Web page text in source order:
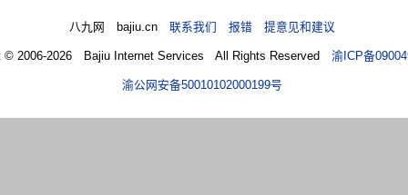
八九网 bajiu.cn联系我们 报错 提意见和建议
© 2006-2026 Bajiu Internet Services All Rights Reserved 渝ICP备
渝公网安备50010102000199号